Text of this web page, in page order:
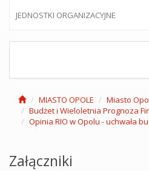
JEDNOSTKI ORGANIZACYJNE
MIASTO OPOLE Miasto
Budżet i Wieloletnia Prognoza
Opinia RIO w Opolu - uchwała
Załączniki